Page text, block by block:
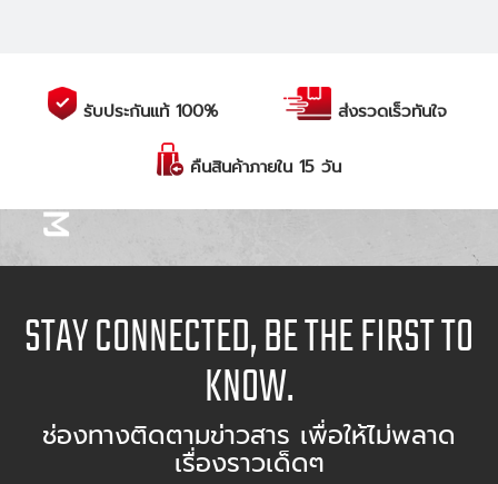
รับประกันแท้ 100% ส่งรวดเร็วทันใจ
คืนสินค้าภายใน 15 วัน
STAY CONNECTED, BE THE FIRST TO
KNOW.
ช่องทางติดตามข่าวสาร เพื่อให้ไม่พลาด
เรื่องราวเด็ดๆ